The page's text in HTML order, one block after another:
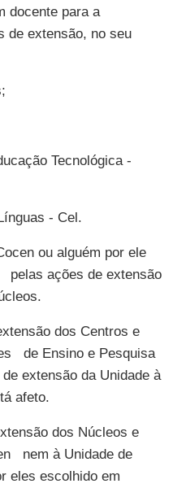
docente para a
de extensão, no seu
Tecnológica -
- Cel.
ou alguém por ele
pelas ações de extensão
dos Centros e
de Ensino e Pesquisa
extensão da Unidade à
afeto.
dos Núcleos e
nem à Unidade de
eles escolhido em